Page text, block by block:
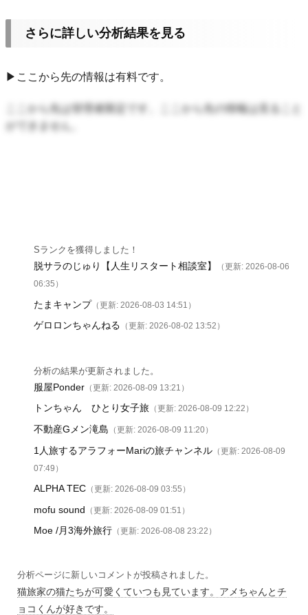
さらに詳しい分析結果を見る
▶ここから先の情報は有料です。
ここから先は管理者限定です。ここから先の情報は見ること
ができません。
Sランクを獲得しました！
脱サラのじゅり【人生リスタート相談室】
（更新: 2026-08-06
06:35）
たまキャンプ（更新: 2026-08-03 14:51）
ゲロロンちゃんねる （更新: 2026-08-02 13:52）
分析の結果が更新されました。
服屋Ponder （更新: 2026-08-09 13:21）
トンちゃん ひとり女子旅 （更新: 2026-08-09 12:22）
不動産Gメン滝島 （更新: 2026-08-09 11:20）
1人旅するアラフォーMariの旅チャンネル （更新: 2026-08-09
07:49）
ALPHA TEC （更新: 2026-08-09 03:55）
mofu sound （更新: 2026-08-09 01:51）
Moe /月3海外旅行 （更新: 2026-08-08 23:22）
分析ページに新しいコメントが投稿されました。
猫旅家の猫たちが可愛くていつも見ています。アメちゃんとチ
ョコくんが好きです。